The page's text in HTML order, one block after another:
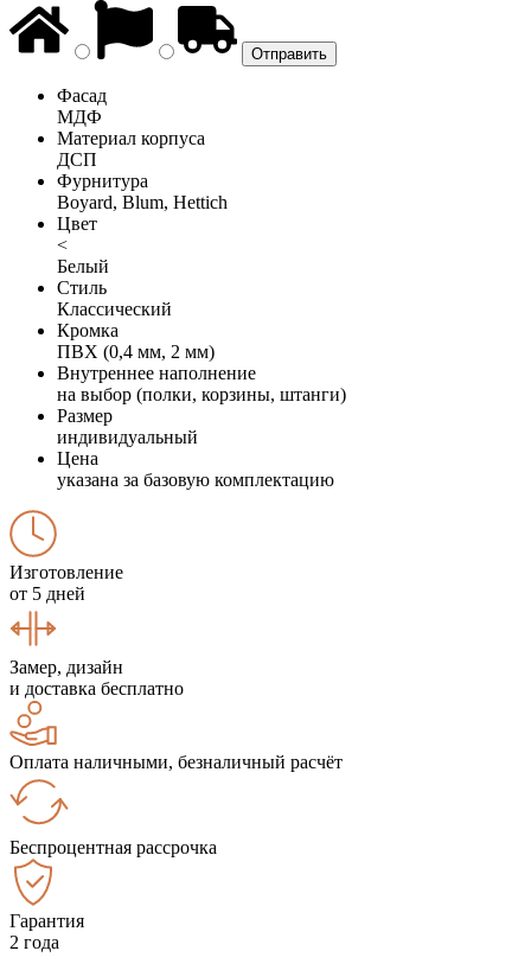
Фасад
МДФ
Материал корпуса
ДСП
Фурнитура
Boyard, Blum, Hettich
Цвет
<
Белый
Стиль
Классический
Кромка
ПВХ (0,4 мм, 2 мм)
Внутреннее наполнение
на выбор (полки, корзины, штанги)
Размер
индивидуальный
Цена
указана за базовую комплектацию
Изготовление
от 5 дней
Замер, дизайн
и доставка бесплатно
Оплата наличными, безналичный расчёт
Беспроцентная рассрочка
Гарантия
2 года